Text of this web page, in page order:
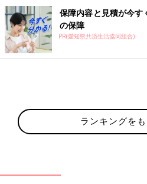
保障内容と見積が今す
の保障
PR(愛知県共済生活協同組合)
ランキングを